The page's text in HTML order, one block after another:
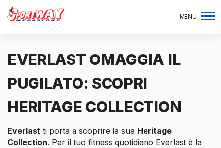
MENU
EVERLAST OMAGGIA IL
PUGILATO: SCOPRI
HERITAGE COLLECTION
Everlast ti porta a scoprire la sua Heritage
Collection. Per il tuo fitness quotidiano Everlast è la